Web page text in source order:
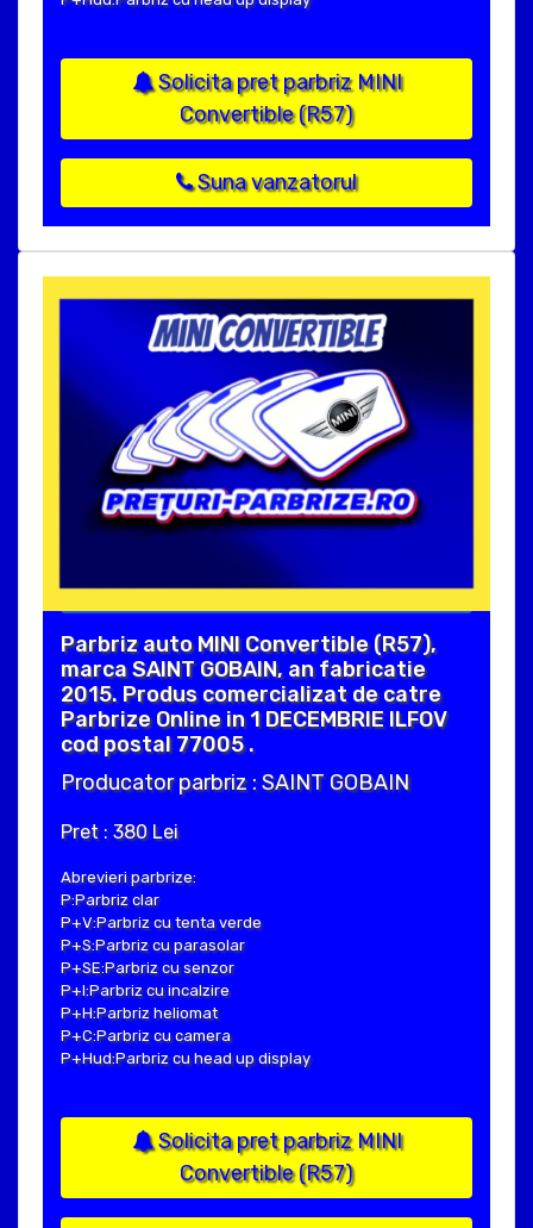
Solicita pret parbriz MINI
Convertible (R57)
Suna vanzatorul
Parbriz auto MINI Convertible (R57),
marca SAINT GOBAIN, an fabricatie
2015. Produs comercializat de catre
Parbrize Online in 1 DECEMBRIE ILFOV
cod postal 77005 .
Producator parbriz : SAINT GOBAIN
Pret : 380 Lei
Abrevieri parbrize:
P:Parbriz clar
P+V:Parbriz cu tenta verde
P+S:Parbriz cu parasolar
P+SE:Parbriz cu senzor
P+I:Parbriz cu incalzire
P+H:Parbriz heliomat
P+C:Parbriz cu camera
P+Hud:Parbriz cu head up display
Solicita pret parbriz MINI
Convertible (R57)